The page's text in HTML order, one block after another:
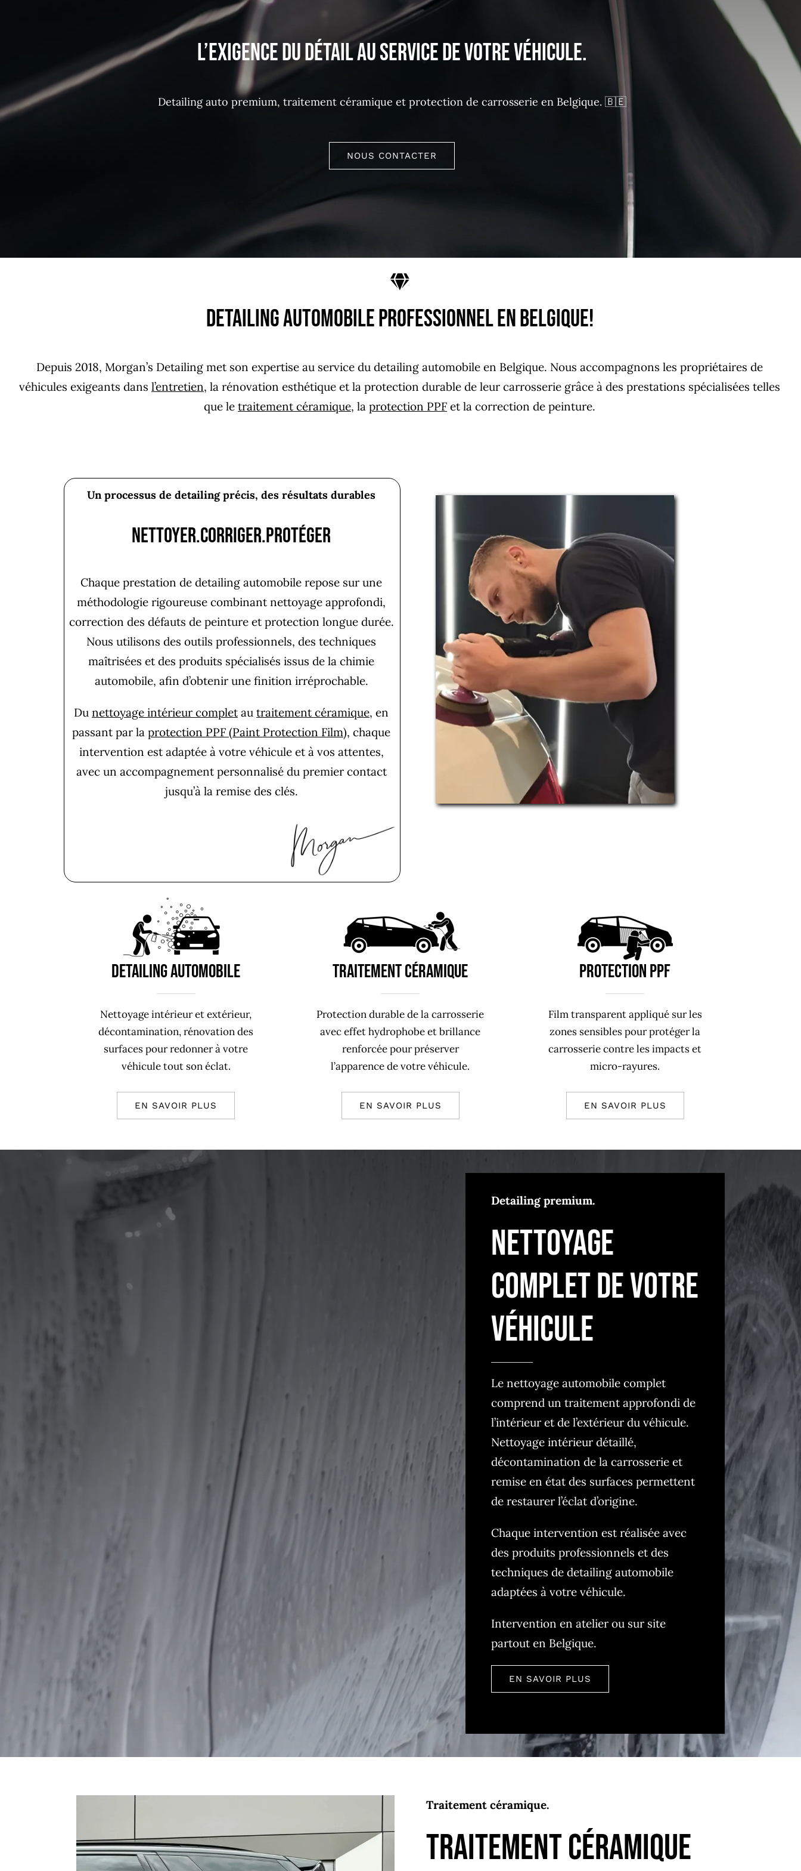
L’exigence du détail au service de votre véhicule.
Detailing auto premium, traitement céramique et protection de carrosserie en Belgique. 🇧🇪
NOUS CONTACTER
Detailing automobile professionnel en Belgique!
Depuis 2018, Morgan’s Detailing met son expertise au service du detailing automobile en Belgique. Nous accompagnons les propriétaires de
véhicules exigeants dansl’entretien, la rénovation esthétique et la protection durable de leur carrosserie grâce à des prestations spécialisées telles
que letraitement céramique, laprotection PPF et la correction de peinture.
Un processus de detailing précis, des résultats durables
Nettoyer.Corriger.Protéger
Chaque prestation de detailing automobile repose sur une
méthodologie rigoureuse combinant nettoyage approfondi,
correction des défauts de peinture et protection longue durée.
Nous utilisons des outils professionnels, des techniques
maîtrisées et des produits spécialisés issus de la chimie
automobile, afin d’obtenir une finition irréprochable.
Du nettoyage intérieur complet au traitement céramique, en
passant par la protection PPF (Paint Protection Film), chaque
intervention est adaptée à votre véhicule et à vos attentes,
avec un accompagnement personnalisé du premier contact
jusqu’à la remise des clés.
DETAILING AUTOMOBILE
Nettoyage intérieur et extérieur,
décontamination, rénovation des
surfaces pour redonner à votre
véhicule tout son éclat.
EN SAVOIR PLUS
TRAITEMENT CÉRAMIQUE
Protection durable de la carrosserie
avec effet hydrophobe et brillance
renforcée pour préserver
l’apparence de votre véhicule.
EN SAVOIR PLUS
PROTECTION PPF
Film transparent appliqué sur les
zones sensibles pour protéger la
carrosserie contre les impacts et
micro-rayures.
EN SAVOIR PLUS
Detailing premium.
Nettoyage
complet de votre
véhicule
Le nettoyage automobile complet
comprend un traitement approfondi de
l’intérieur et de l’extérieur du véhicule.
Nettoyage intérieur détaillé,
décontamination de la carrosserie et
remise en état des surfaces permettent
de restaurer l’éclat d’origine.
Chaque intervention est réalisée avec
des produits professionnels et des
techniques de detailing automobile
adaptées à votre véhicule.
Intervention en atelier ou sur site
partout en Belgique.
EN SAVOIR PLUS
Traitement céramique.
Traitement céramique